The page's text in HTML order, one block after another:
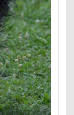
ルイちゃん
リード
ゃん
ゃん
リックくん
種
ープウェイ